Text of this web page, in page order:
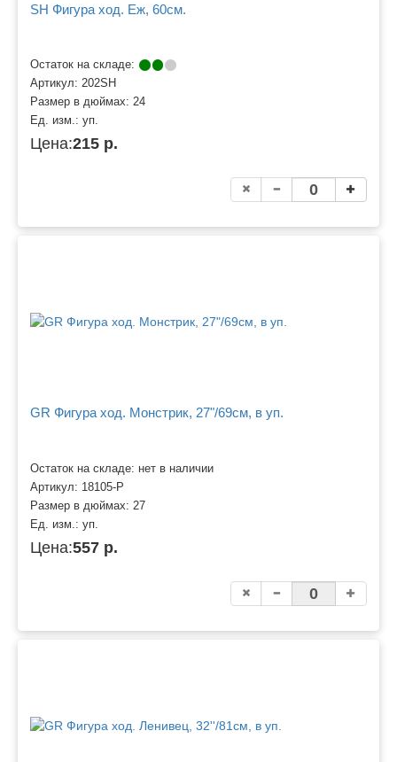
SH Фигура ход. Еж, 60см.
Остаток на складе:
Артикул: 202SH
Размер в дюймах: 24
Ед. изм.: уп.
Цена:215 р.
GR Фигура ход. Монстрик, 27"/69см, в уп.
Остаток на складе: нет в наличии
Артикул: 18105-P
Размер в дюймах: 27
Ед. изм.: уп.
Цена:557 р.